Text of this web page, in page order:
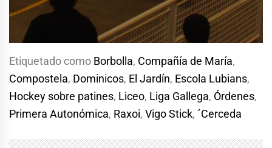
Etiquetado como Borbolla, Compañía de María,
Compostela, Dominicos, El Jardín, Escola Lubians,
Hockey sobre patines, Liceo, Liga Gallega, Órdenes,
Primera Autonómica, Raxoi, Vigo Stick, ´Cerceda